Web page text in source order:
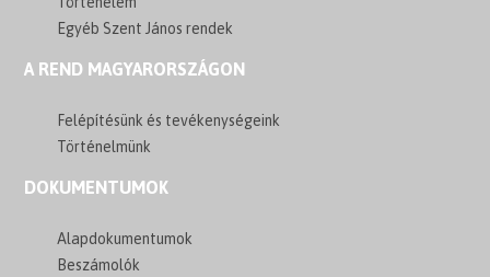
Egyéb Szent János rendek
A REND MAGYARORSZÁGON
Felépítésünk és tevékenységeink
Történelmünk
DOKUMENTUMOK
Alapdokumentumok
Beszámolók